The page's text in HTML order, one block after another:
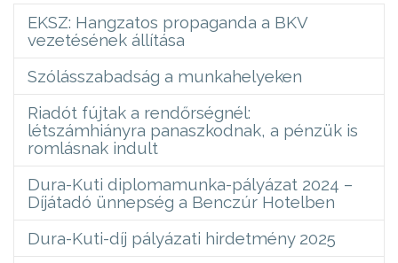
EKSZ: Hangzatos propaganda a BKV
vezetésének állítása
Szólásszabadság a munkahelyeken
Riadót fújtak a rendőrségnél:
létszámhiányra panaszkodnak, a pénzük is
romlásnak indult
Dura-Kuti diplomamunka-pályázat 2024 –
Díjátadó ünnepség a Benczúr Hotelben
Dura-Kuti-díj pályázati hirdetmény 2025